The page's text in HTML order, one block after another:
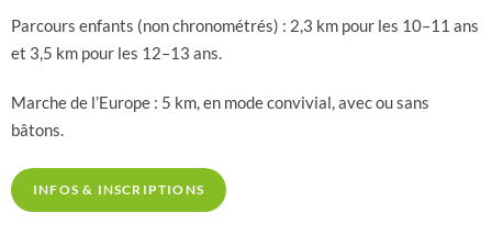
Parcours enfants (non chronométrés) : 2,3 km pour les 10–11 ans
et 3,5 km pour les 12–13 ans.
Marche de l’Europe : 5 km, en mode convivial, avec ou sans
bâtons.
INFOS & INSCRIPTIONS